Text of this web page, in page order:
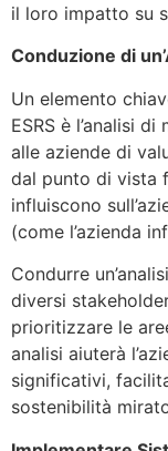
il loro impatto su
Conduzione di
Un elemento
ESRS è l’analisi
alle aziende di
dal punto di vista
influiscono
(come l’azienda
Condurre
diversi
prioritizzare le
analisi aiuterà
significativi,
sostenibilità